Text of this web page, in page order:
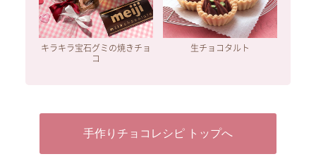
キラキラ宝石グミの焼きチョ
コ
生チョコタルト
手作りチョコレシピ トップへ